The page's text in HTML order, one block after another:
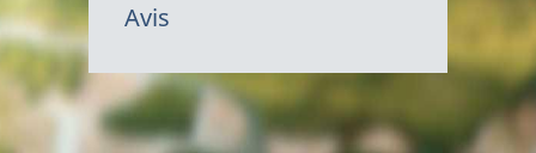
Avis
Canada